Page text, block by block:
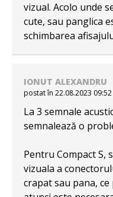
vizual. Acolo unde
cute, sau panglica
schimbarea
IONUT ALEXANDRU
postat în 22.08.2023 09:52
La 3 semnale
semnalează o
Pentru Compact S,
vizuala a
crapat sau pana,